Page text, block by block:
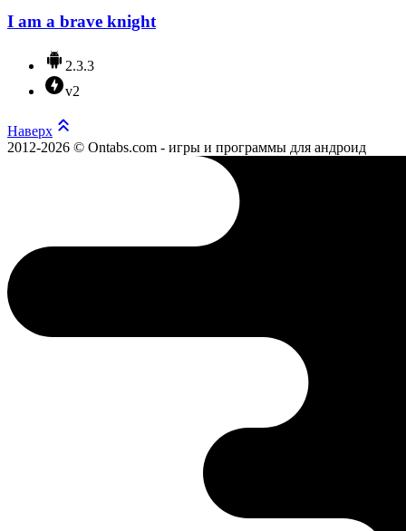
I am a brave knight
2.3.3
v2
Наверх
2012-2026 © Ontabs.com - игры и программы для андроид